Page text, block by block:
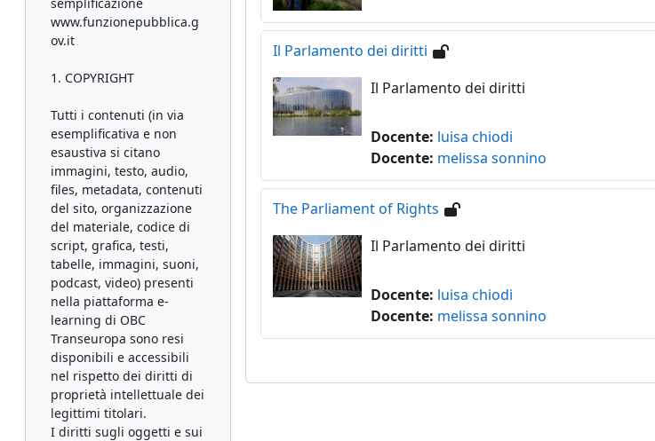
Il Parlamento dei diritti
Il Parlamento dei diritti
Docente: luisa chiodi
Docente: melissa sonnino
The Parliament of Rights
Il Parlamento dei diritti
Docente: luisa chiodi
Docente: melissa sonnino
www.funzionepubblica.g
ov.it
1. COPYRIGHT
Tutti i contenuti (in via
esemplificativa e non
esaustiva si citano
immagini, testo, audio,
files, metadata, contenuti
del sito, organizzazione
del materiale, codice di
script, grafica, testi,
tabelle, immagini, suoni,
podcast, video) presenti
nella piattaforma e-
learning di OBC
Transeuropa sono resi
disponibili e accessibili
nel rispetto dei diritti di
proprietà intellettuale dei
legittimi titolari.
I diritti sugli oggetti e sui